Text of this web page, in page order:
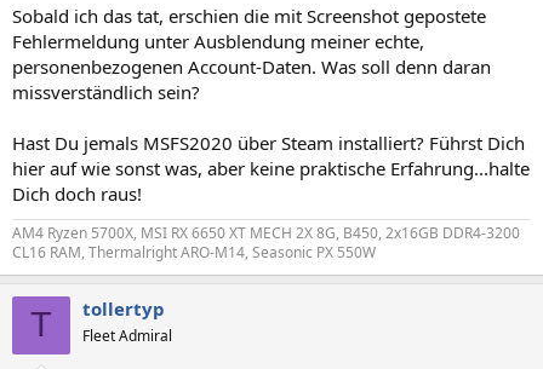
Sobald ich das tat, erschien die mit Screenshot gepostete
Fehlermeldung unter Ausblendung meiner echte,
personenbezogenen Account-Daten. Was soll denn daran
missverständlich sein?
Hast Du jemals MSFS2020 über Steam installiert? Führst Dich
hier auf wie sonst was, aber keine praktische Erfahrung...halte
Dich doch raus!
AM4 Ryzen 5700X, MSI RX 6650 XT MECH 2X 8G, B450, 2x16GB DDR4-3200
CL16 RAM, Thermalright ARO-M14, Seasonic PX 550W
T tollertyp
Fleet Admiral